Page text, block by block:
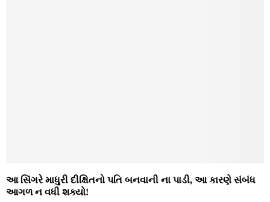
આ સિંગરે માધુરી દીક્ષિતનો પતિ બનવાની ના પાડી, આ કારણે સંબંધ
આગળ ન વધી શક્યો!